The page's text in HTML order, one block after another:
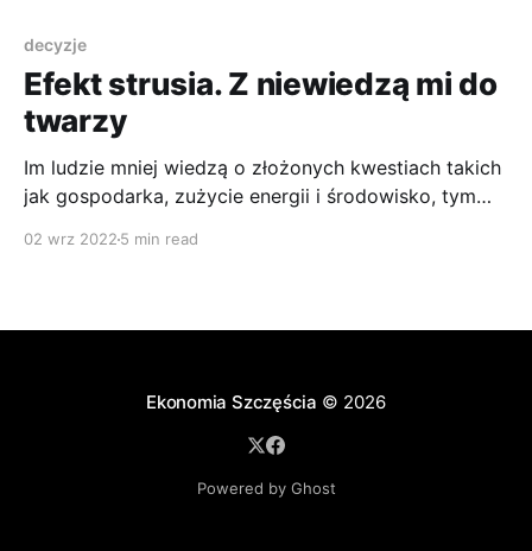
decyzje
Efekt strusia. Z niewiedzą mi do
twarzy
Im ludzie mniej wiedzą o złożonych kwestiach takich
jak gospodarka, zużycie energii i środowisko, tym
02 wrz 2022 5 min read
Ekonomia Szczęścia © 2026
Powered by Ghost